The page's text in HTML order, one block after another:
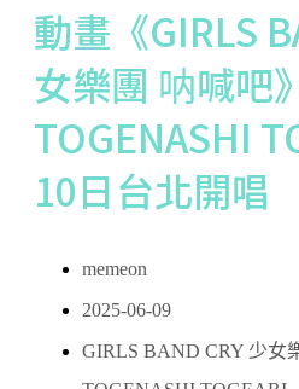
動畫《GIRLS
女樂團 呐喊吧
TOGENASHI
10日台北開唱
memeon
2025-06-09
GIRLS BAND CRY 少女